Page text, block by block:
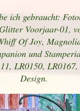
ich gebraucht:
Voorjaar-01,
Of Joy,
und
LR0150,
Design.